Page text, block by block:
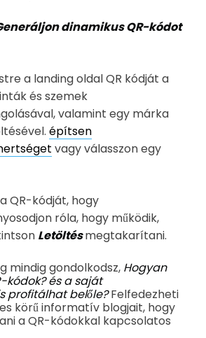
dinamikus QR-kódot
a landing oldal QR kódját a
és szemek
valamint egy márka
építsen
vagy válasszon egy
QR-kódját, hogy
róla, hogy működik,
Letöltésmegtakarítani.
mindig gondolkodsz, Hogyan
kódok?és a saját
profitálhat belőle?Felfedezheti
körű informatív blogjait, hogy
a QR-kódokkal kapcsolatos